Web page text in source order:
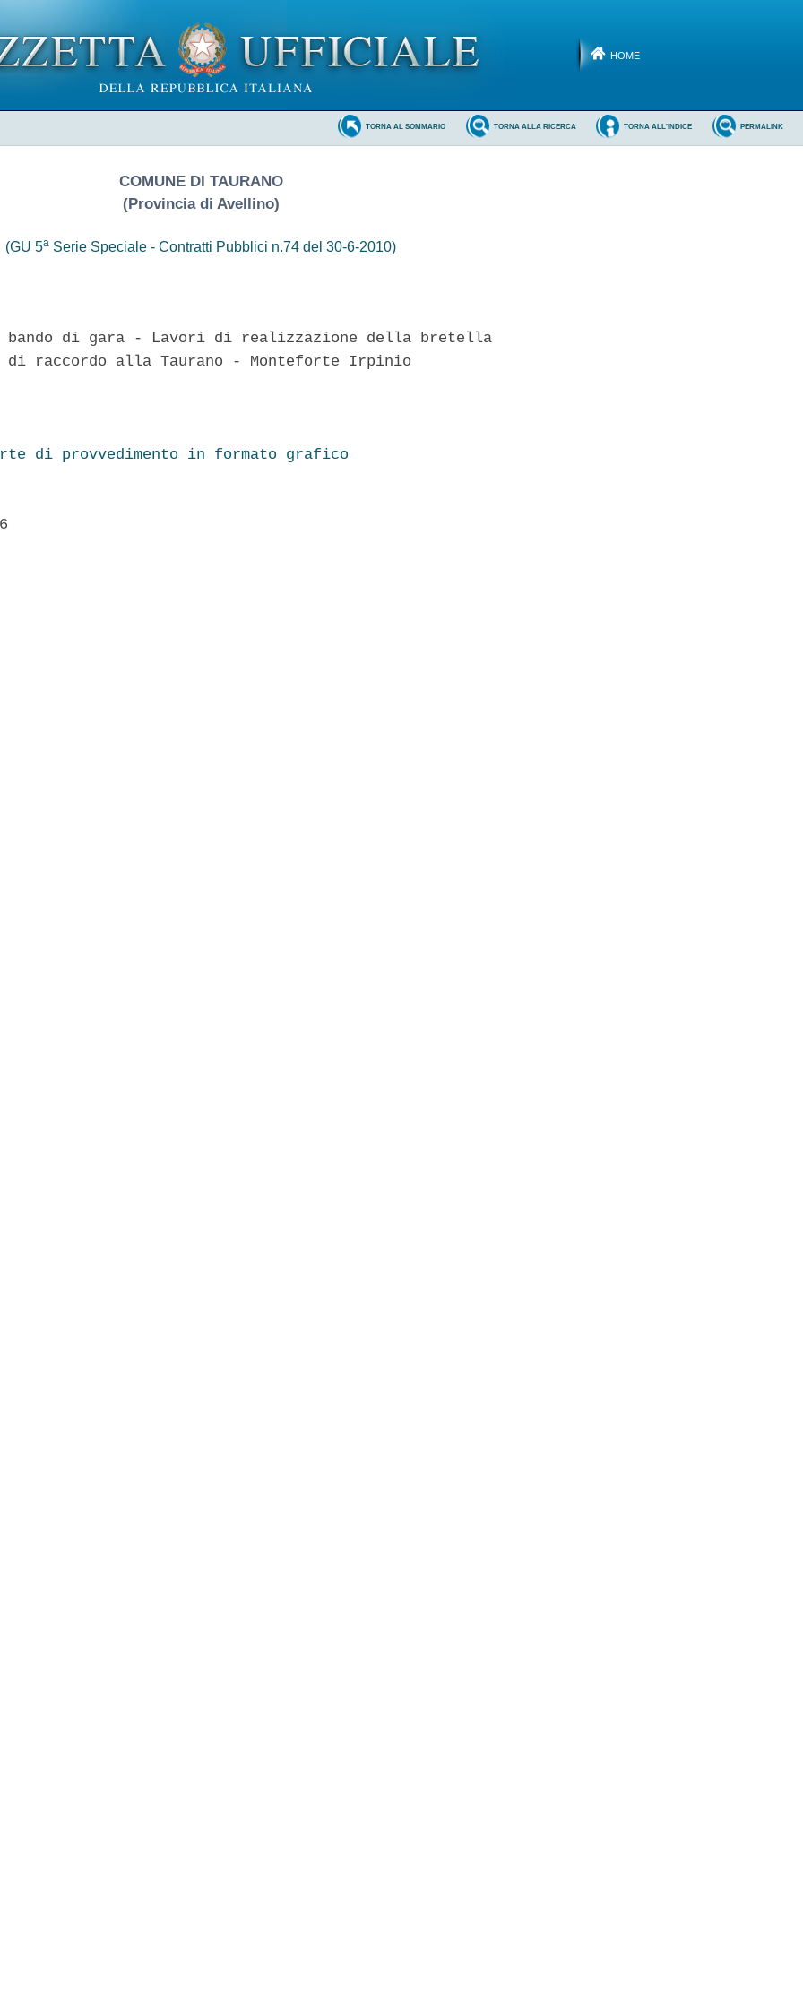
HOME
PERMALINK
TORNA ALL'INDICE
TORNA ALLA RICERCA
TORNA AL SOMMARIO
COMUNE DI TAURANO
(Provincia di Avellino)
(GU 5a Serie Speciale - Contratti Pubblici n.74 del 30-6-2010)
bando di gara - Lavori di realizzazione della bretella
di raccordo alla Taurano - Monteforte Irpinio
di provvedimento in formato grafico